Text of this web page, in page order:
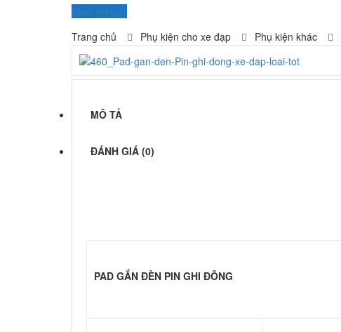
Trang chủ
Phụ kiện cho xe đạp Phụ kiện khác
MÔ TẢ
ĐÁNH GIÁ (0)
PAD GẮN ĐÈN PIN GHI ĐÔNG